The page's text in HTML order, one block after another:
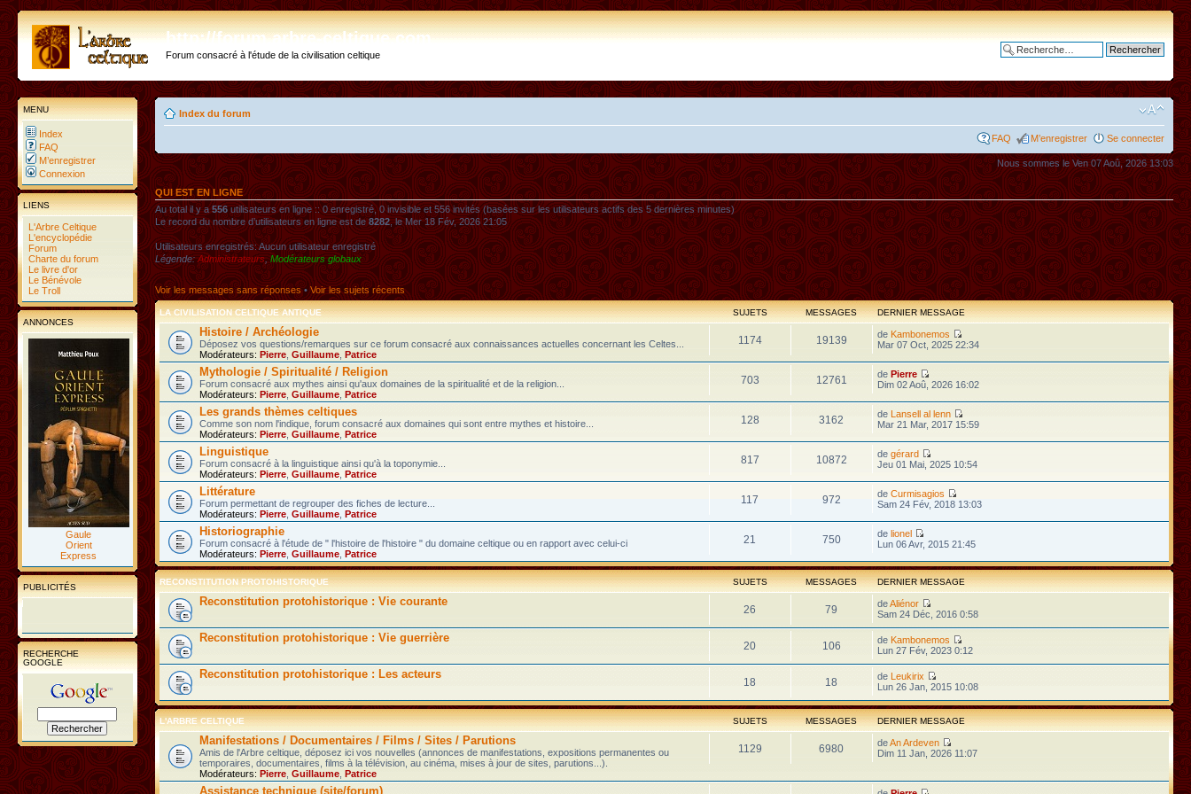
http://forum.arbre-celtique.com
Forum consacré à l'étude de la civilisation celtique
MENU
Index
FAQ
M’enregistrer
Connexion
LIENS
L'Arbre Celtique
L'encyclopédie
Forum
Charte du forum
Le livre d'or
Le Bénévole
Le Troll
ANNONCES
Gaule
Orient
Express
PUBLICITÉS
RECHERCHE
GOOGLE
Index du forum
FAQ M’enregistrer Se connecter
Nous sommes le Ven 07 Aoû, 2026 13:03
QUI EST EN LIGNE
Au total il y a556utilisateurs en ligne :: 0 enregistré, 0 invisible et 556 invités (basées sur les utilisateurs actifs des 5 dernières minutes)
Le record du nombre d’utilisateurs en ligne est de8282, le Mer 18 Fév, 2026 21:05
Utilisateurs enregistrés: Aucun utilisateur enregistré
Légende:Administrateurs,Modérateurs globaux
Voir les messages sans réponses•Voir les sujets récents
LA CIVILISATION CELTIQUE ANTIQUE SUJETS MESSAGES DERNIER MESSAGE
Histoire / Archéologie
Déposez vos questions/remarques sur ce forum consacré aux connaissances actuelles concernant les Celtes...
Modérateurs: Pierre Guillaume Patrice
1174 19139 de Kambonemos
Mar 07 Oct, 2025 22:34
Mythologie / Spiritualité / Religion
Forum consacré aux mythes ainsi qu'aux domaines de la spiritualité et de la religion...
Modérateurs: Pierre Guillaume Patrice
703 12761 de Pierre
Dim 02 Aoû, 2026 16:02
Les grands thèmes celtiques
Comme son nom l'indique, forum consacré aux domaines qui sont entre mythes et histoire...
Modérateurs: Pierre Guillaume Patrice
128 3162 de Lansell al lenn
Mar 21 Mar, 2017 15:59
Linguistique
Forum consacré à la linguistique ainsi qu'à la toponymie...
Modérateurs: Pierre Guillaume Patrice
817 10872 de gérard
Jeu 01 Mai, 2025 10:54
Littérature
Forum permettant de regrouper des fiches de lecture...
Modérateurs: Pierre Guillaume Patrice
117 972 de Curmisagios
Sam 24 Fév, 2018 13:03
Historiographie
Forum consacré à l'étude de " l'histoire de l'histoire " du domaine celtique ou en rapport avec celui-ci
Modérateurs: Pierre Guillaume Patrice
21 750 de lionel
Lun 06 Avr, 2015 21:45
RECONSTITUTION PROTOHISTORIQUE SUJETS MESSAGES DERNIER MESSAGE
Reconstitution protohistorique : Vie courante
26 79 deAliénor
Sam 24 Déc, 2016 0:58
Reconstitution protohistorique : Vie guerrière
20 106 de Kambonemos
Lun 27 Fév, 2023 0:12
Reconstitution protohistorique : Les acteurs
18 18 de Leukirix
Lun 26 Jan, 2015 10:08
L'ARBRE CELTIQUE SUJETS MESSAGES DERNIER MESSAGE
Manifestations / Documentaires / Films / Sites / Parutions
Amis de l'Arbre celtique, déposez ici vos nouvelles (annonces de manifestations, expositions permanentes ou
temporaires, documentaires, films à la télévision, au cinéma, mises à jour de sites, parutions...).
Modérateurs: Pierre Guillaume Patrice
1129 6980 deAn Ardeven
Dim 11 Jan, 2026 11:07
Assistance technique (site/forum)